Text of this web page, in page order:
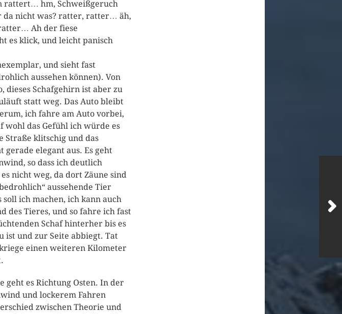
rattert… hm, Schweißgeruch
da nicht was? ratter, ratter… äh,
Ah der fiese
es klick, und leicht panisch
und sieht fast
aussehen können). Von
dieses Schafgehirn ist aber zu
statt weg. Das Auto bleibt
ich fahre am Auto vorbei,
wohl das Gefühl ich würde es
Straße klitschig und das
gerade elegant aus. Es geht
so dass ich deutlich
nicht weg, da dort Zäune sind
aussehende Tier
ich machen, ich kann auch
des Tieres, und so fahre ich fast
Schaf hinterher bis es
ist und zur Seite abbiegt. Tat
einen weiteren Kilometer
geht es Richtung Osten. In der
und lockerem Fahren
zwischen Theorie und